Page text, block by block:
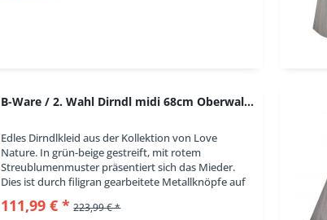
B-Ware / 2. Wahl Dirndl midi 68cm Oberwalzlings...
Edles Dirndlkleid aus der Kollektion von Love
Nature. In grün-beige gestreift, mit rotem
Streublumenmuster präsentiert sich das Mieder.
Dies ist durch filigran gearbeitete Metallknöpfe auf
der Vorderseite zu öffnen. Der Rock erscheint in...
111,99 € * 223,99 € *